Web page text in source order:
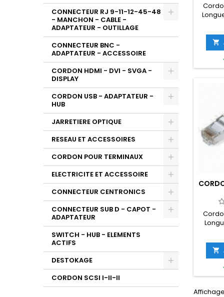
CONNECTEUR RJ 9-11-12-45-48
- MANCHON - CABLE -
ADAPTATEUR - OUTILLAGE
CONNECTEUR BNC -
ADAPTATEUR - ACCESSOIRE
CORDON HDMI - DVI - SVGA -
DISPLAY
CORDON USB - ADAPTATEUR -
HUB
JARRETIERE OPTIQUE
RESEAU ET ACCESSOIRES
CORDON POUR TERMINAUX
ELECTRICITE ET ACCESSOIRE
CONNECTEUR CENTRONICS
CONNECTEUR SUB D - CAPOT -
ADAPTATEUR
SWITCH - HUB - ELEMENTS
ACTIFS
DESTOKAGE
CORDON SCSI I-II-II

